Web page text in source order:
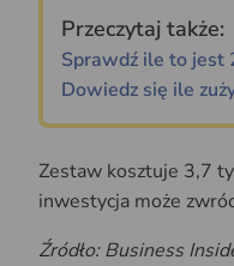
Przeczytaj także:
Sprawdź ile to jest
Dowiedz się ile
Zestaw kosztuje 3,7
inwestycja może
Źródło: Business